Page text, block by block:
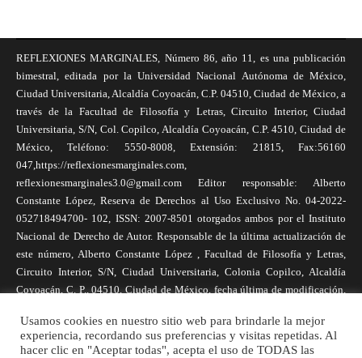
REFLEXIONES MARGINALES, Número 86, año 11, es una publicación
bimestral, editada por la Universidad Nacional Autónoma de México,
Ciudad Universitaria, Alcaldía Coyoacán, C.P. 04510, Ciudad de México, a
través de la Facultad de Filosofía y Letras, Circuito Interior, Ciudad
Universitaria, S/N, Col. Copilco, Alcaldía Coyoacán, C.P. 4510, Ciudad de
México, Teléfono: 5550-8008, Extensión: 21815, Fax:56160
047,https://reflexionesmarginales.com,
reflexionesmarginales3.0@gmail.com Editor responsable: Alberto
Constante López, Reserva de Derechos al Uso Exclusivo No. 04-2022-
052718494700- 102, ISSN: 2007-8501 otorgados ambos por el Instituto
Nacional de Derecho de Autor. Responsable de la última actualización de
este número, Alberto Constante López , Facultad de Filosofía y Letras,
Circuito Interior, S/N, Ciudad Universitaria, Colonia Copilco, Alcaldía
Coyoacán, C. P., 04510, Ciudad de México, fecha última de modificación,
necesariamente reflejan la postura de la revista, ni de Universidad Nacional
Autónoma de México. Los autores son responsables de los contenidos de
Usamos cookies en nuestro sitio web para brindarle la mejor
experiencia, recordando sus preferencias y visitas repetidas. Al
hacer clic en "Aceptar todas", acepta el uso de TODAS las